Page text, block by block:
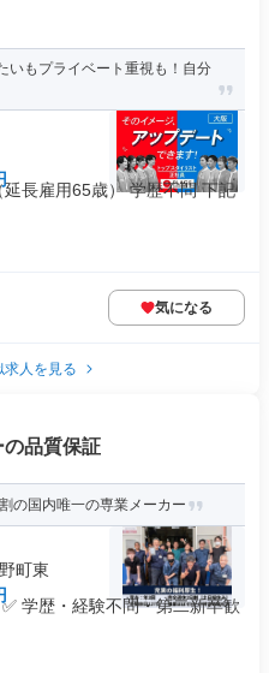
いもプライベート重視も！自分
長雇用65歳） 学歴不問 下記
気になる
求人を見る
品質保証
国内唯一の専業メーカー
町東
学歴・経験不問・第二新卒歓